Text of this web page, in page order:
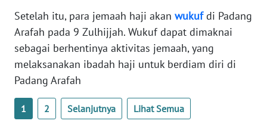
Setelah itu, para jemaah haji akan wukufdi Padang
Arafah pada 9 Zulhijjah. Wukuf dapat dimaknai
sebagai berhentinya aktivitas jemaah, yang
melaksanakan ibadah haji untuk berdiam diri di
Padang Arafah
1 2 Selanjutnya Lihat Semua
WN
SUMBAR
WN